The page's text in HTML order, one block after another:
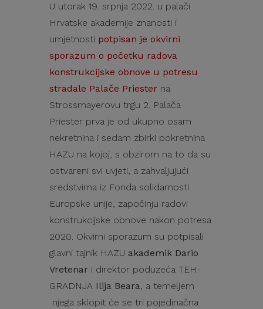
U utorak 19. srpnja 2022. u palači
Hrvatske akademije znanosti i
umjetnosti potpisan je okvirni
sporazum o početku radova
konstrukcijske obnove u potresu
stradale Palače Priester na
Strossmayerovu trgu 2. Palača
Priester prva je od ukupno osam
nekretnina i sedam zbirki pokretnina
HAZU na kojoj, s obzirom na to da su
ostvareni svi uvjeti, a zahvaljujući
sredstvima iz Fonda solidarnosti
Europske unije, započinju radovi
konstrukcijske obnove nakon potresa
2020. Okvirni sporazum su potpisali
glavni tajnik HAZU akademik Dario
Vretenar i direktor poduzeća TEH-
GRADNJA Ilija Beara, a temeljem
njega sklopit će se tri pojedinačna